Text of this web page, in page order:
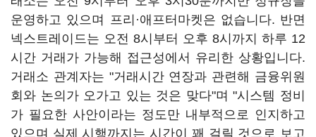
운영하고 있으며 프리·애프터마켓은 없습니다. 반면
넥스트레이드는 오전 8시부터 오후 8시까지 하루 12
시간 거래가 가능해 접근성에서 유리한 상황입니다.
거래소 관계자는 "거래시간 연장과 관련해 금융위원
회와 논의가 오가고 있는 것은 맞다"며 "시스템 정비
가 필요한 사안이라는 정도만 내부적으로 인지하고
있으며 실제 시행까지는 시간이 꽤 걸릴 것으로 보고